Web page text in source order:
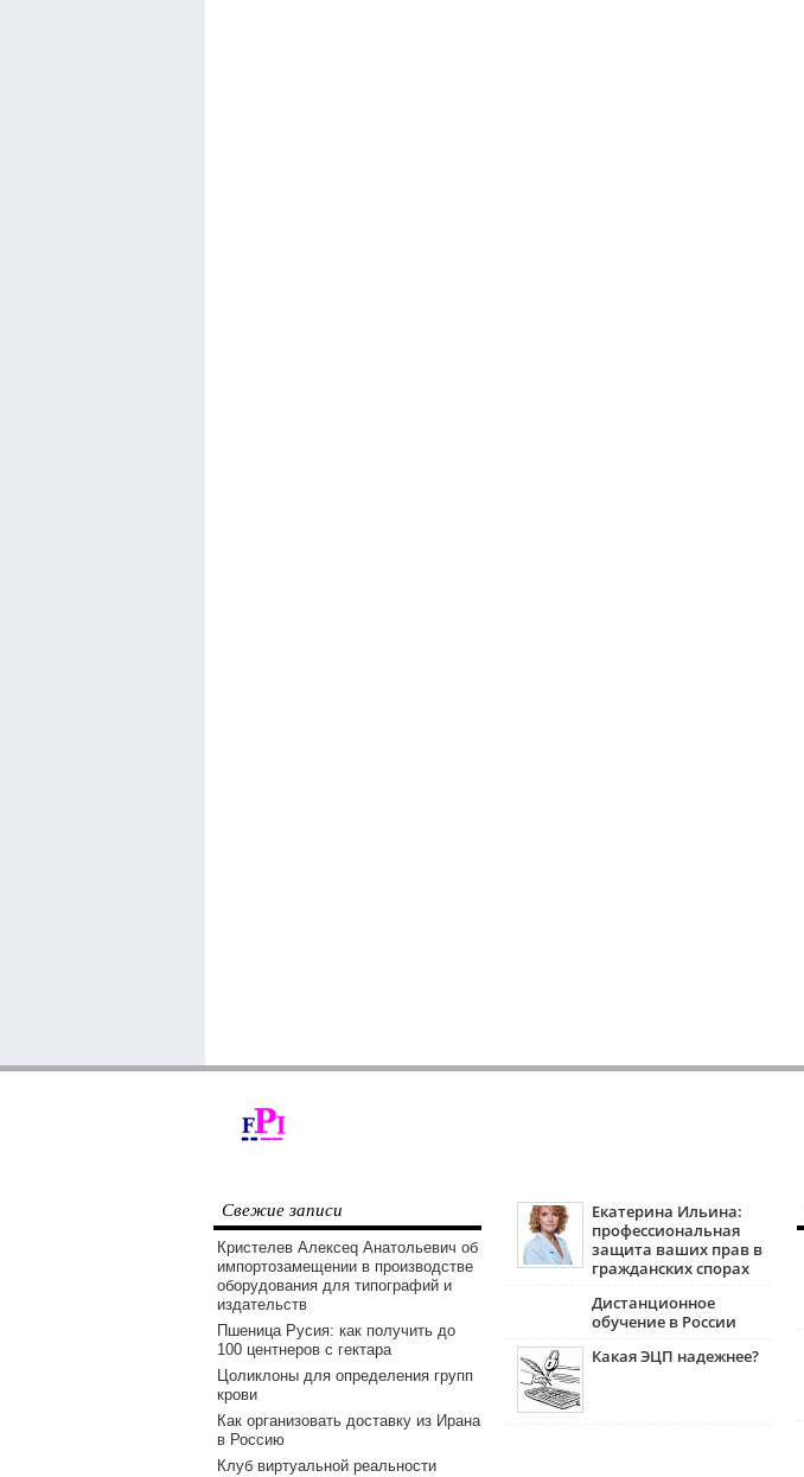
Свежие записи
Кристелев Алексеq Анатольевич об
импортозамещении в производстве
оборудования для типографий и
издательств
Пшеница Русия: как получить до
100 центнеров с гектара
Цоликлоны для определения групп
крови
Как организовать доставку из Ирана
в Россию
Клуб виртуальной реальности
Екатерина Ильина:
профессиональная
защита ваших прав в
гражданских спорах
Дистанционное
обучение в России
Какая ЭЦП надежнее?